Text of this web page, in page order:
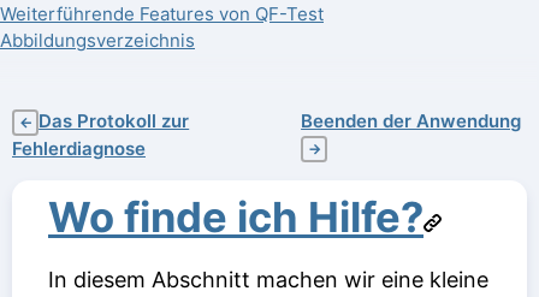
Weiterführende Features von QF-Test
Abbildungsverzeichnis
← Das Protokoll zur
Fehlerdiagnose
Beenden der Anwendung
→
Wo finde ich Hilfe?
In diesem Abschnitt machen wir eine kleine